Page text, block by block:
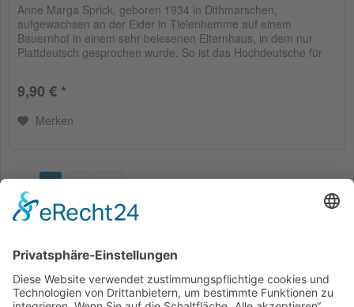
Anne Marga Sprick, geboren 1934 in Dithmarschen,
aufgewachsen an der Eider in Tielenhemme auf einem
Bauernhof in einem sehr belesenen Elternhaus, in dem nur
Plattdeutsch gesprochen wurde. So ist das Hochdeutsche für
9,90 € *
Merken
Service Hotline
Shop Service